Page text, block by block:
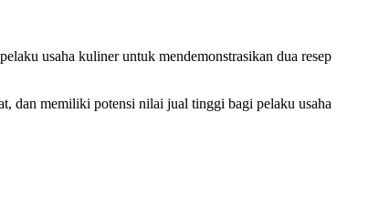
usaha kuliner untuk mendemonstrasikan dua resep
dan memiliki potensi nilai jual tinggi bagi pelaku usaha